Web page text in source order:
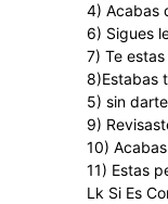
4) Acabas
6) Sigues
7) Te
8)Estabas
5) sin
9)
10)
11) Estas
Lk Si Es